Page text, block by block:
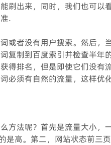
刷出来，同时，我们也可以
.
或者没有用户搜索。然后，
复制到百度索引并检查半年
得排名，但是即使它们没有
必须有自然的流量，这样优
方法呢？首先是流量大小，
是高。第二，网站状态前三